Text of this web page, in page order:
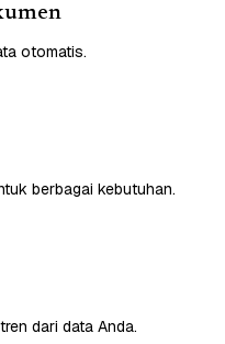
otomatis.
berbagai kebutuhan.
dari data Anda.